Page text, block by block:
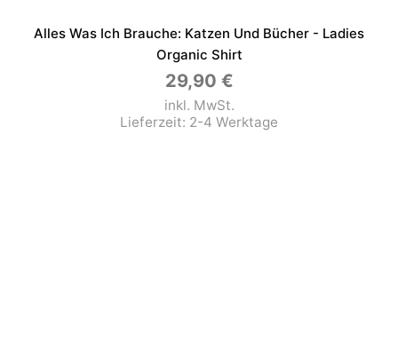
Alles Was Ich Brauche: Katzen Und Bücher - Ladies
Organic Shirt
29,90 €
inkl. MwSt.
Lieferzeit: 2-4 Werktage